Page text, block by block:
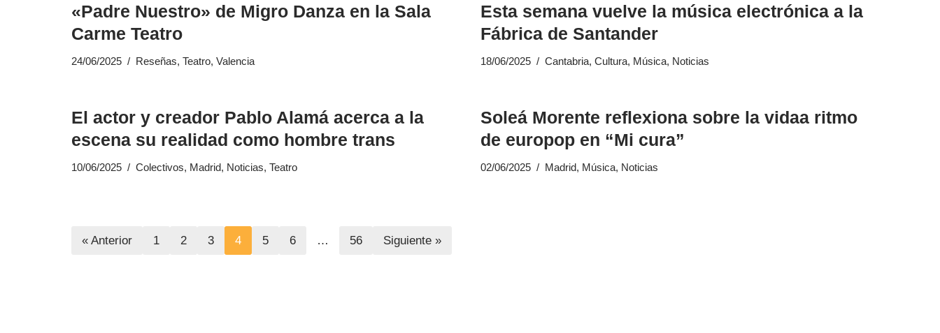
«Padre Nuestro» de Migro Danza en la Sala
Carme Teatro
24/06/2025 Reseñas, Teatro, Valencia
Esta semana vuelve la música electrónica a la
Fábrica de Santander
18/06/2025 Cantabria, Cultura, Música, Noticias
El actor y creador Pablo Alamá acerca a la
escena su realidad como hombre trans
10/06/2025 Colectivos, Madrid, Noticias, Teatro
Soleá Morente reflexiona sobre la vidaa ritmo
de europop en “Mi cura”
02/06/2025 Madrid, Música, Noticias
« Anterior 1 2 3 4 5 6 … 56 Siguiente »